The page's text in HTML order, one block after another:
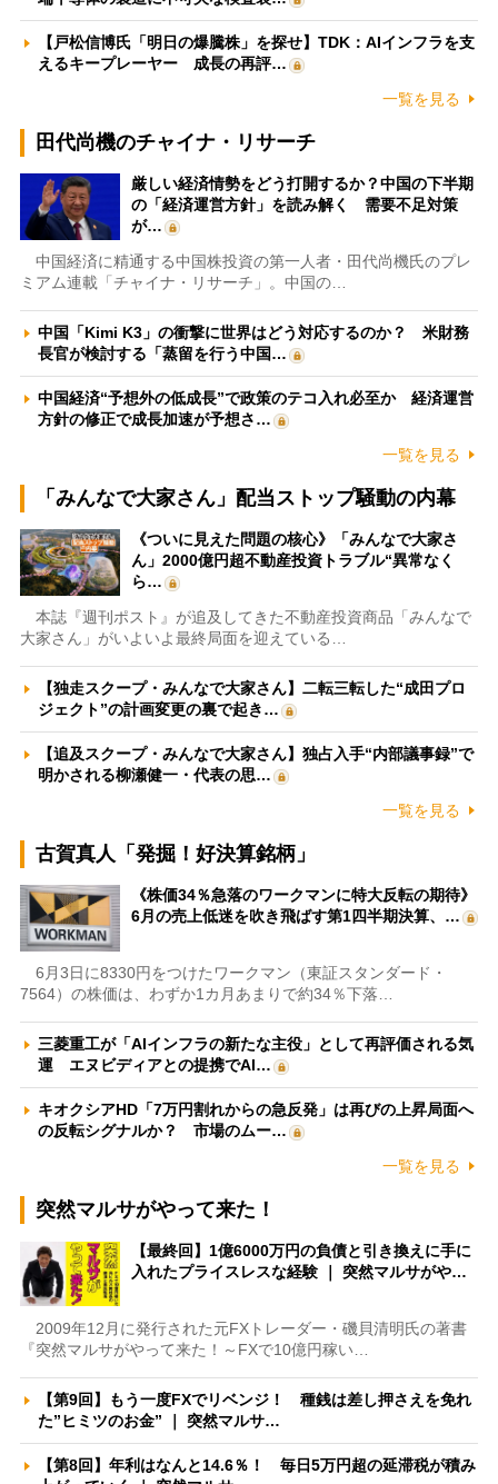
【戸松信博氏「明日の爆騰株」を探せ】TDK：AIインフラを支
えるキープレーヤー 成長の再評…
一覧を見る
田代尚機のチャイナ・リサーチ
厳しい経済情勢をどう打開するか？中国の下半期
の「経済運営方針」を読み解く 需要不足対策
が…
中国経済に精通する中国株投資の第一人者・田代尚機氏のプレ
ミアム連載「チャイナ・リサーチ」。中国の…
中国「Kimi K3」の衝撃に世界はどう対応するのか？ 米財務
長官が検討する「蒸留を行う中国…
中国経済“予想外の低成長”で政策のテコ入れ必至か 経済運営
方針の修正で成長加速が予想さ…
一覧を見る
「みんなで大家さん」配当ストップ騒動の内幕
《ついに見えた問題の核心》「みんなで大家さ
ん」2000億円超不動産投資トラブル“異常なく
ら…
本誌『週刊ポスト』が追及してきた不動産投資商品「みんなで
大家さん」がいよいよ最終局面を迎えている…
【独走スクープ・みんなで大家さん】二転三転した“成田プロ
ジェクト”の計画変更の裏で起き…
【追及スクープ・みんなで大家さん】独占入手“内部議事録”で
明かされる柳瀬健一・代表の思…
一覧を見る
古賀真人「発掘！好決算銘柄」
《株価34％急落のワークマンに特大反転の期待》
6月の売上低迷を吹き飛ばす第1四半期決算、…
6月3日に8330円をつけたワークマン（東証スタンダード・
7564）の株価は、わずか1カ月あまりで約34％下落…
三菱重工が「AIインフラの新たな主役」として再評価される気
運 エヌビディアとの提携でAI…
キオクシアHD「7万円割れからの急反発」は再びの上昇局面へ
の反転シグナルか？ 市場のムー…
一覧を見る
突然マルサがやって来た！
【最終回】1億6000万円の負債と引き換えに手に
入れたプライスレスな経験 ｜ 突然マルサがや…
2009年12月に発行された元FXトレーダー・磯貝清明氏の著書
『突然マルサがやって来た！～FXで10億円稼い…
【第9回】もう一度FXでリベンジ！ 種銭は差し押さえを免れ
た”ヒミツのお金” ｜ 突然マルサ…
【第8回】年利はなんと14.6％！ 毎日5万円超の延滞税が積み